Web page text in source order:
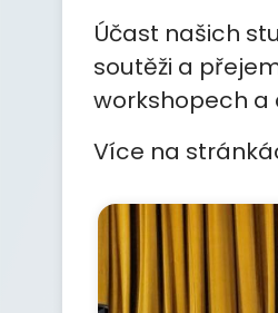
Účast našich
soutěži a
workshopech a
Více na